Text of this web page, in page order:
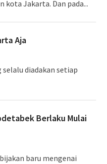
kota Jakarta. Dan pada...
Aja
selalu diadakan setiap
Berlaku Mulai
baru mengenai